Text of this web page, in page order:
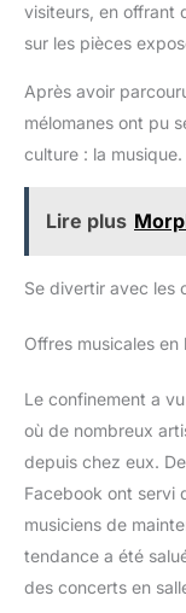
visiteurs, en offrant
sur les pièces
Après avoir
mélomanes ont pu
culture : la musique.
Lire plus
Se divertir avec les
Offres musicales en
Le confinement a
où de nombreux
depuis chez eux.
Facebook ont servi
musiciens de
tendance a été
des concerts en